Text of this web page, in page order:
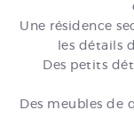
Une résidence
les détails
Des petits
Des meubles de